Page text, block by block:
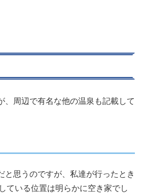
、周辺で有名な他の温泉も記載して
と思うのですが、私達が行ったとき
ている位置は明らかに空き家でし